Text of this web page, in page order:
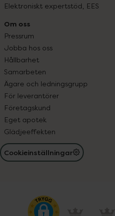
Elektroniskt expertstöd, EES
Om oss
Pressrum
Jobba hos oss
Hållbarhet
Samarbeten
Ägare och ledningsgrupp
För leverantörer
Företagskund
Eget apotek
Glädjeeffekten
Cookieinställningar